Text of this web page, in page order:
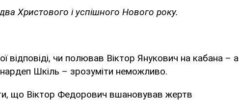
Христового і успішного Нового року.
відповіді, чи полював Віктор Янукович на кабана – а
Шкіль – зрозуміти неможливо.
що Віктор Федорович вшановував жертв